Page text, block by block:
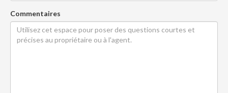
Commentaires